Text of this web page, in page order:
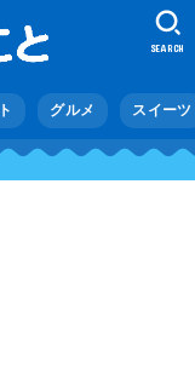
グルメ スイーツ
SEARCH